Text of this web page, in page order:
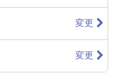
変更
変更